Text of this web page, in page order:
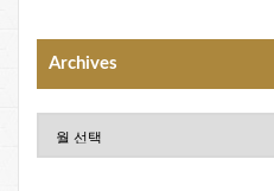
Archives